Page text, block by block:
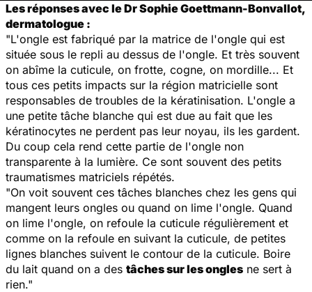
Les réponses avec le Dr Sophie Goettmann-Bonvallot,
dermatologue :
"L'ongle est fabriqué par la matrice de l'ongle qui est
située sous le repli au dessus de l'ongle. Et très souvent
on abîme la cuticule, on frotte, cogne, on mordille... Et
tous ces petits impacts sur la région matricielle sont
responsables de troubles de la kératinisation. L'ongle a
une petite tâche blanche qui est due au fait que les
kératinocytes ne perdent pas leur noyau, ils les gardent.
Du coup cela rend cette partie de l'ongle non
transparente à la lumière. Ce sont souvent des petits
traumatismes matriciels répétés.
"On voit souvent ces tâches blanches chez les gens qui
mangent leurs ongles ou quand on lime l'ongle. Quand
on lime l'ongle, on refoule la cuticule régulièrement et
comme on la refoule en suivant la cuticule, de petites
lignes blanches suivent le contour de la cuticule. Boire
du lait quand on a des tâches sur les ongles ne sert à
rien."